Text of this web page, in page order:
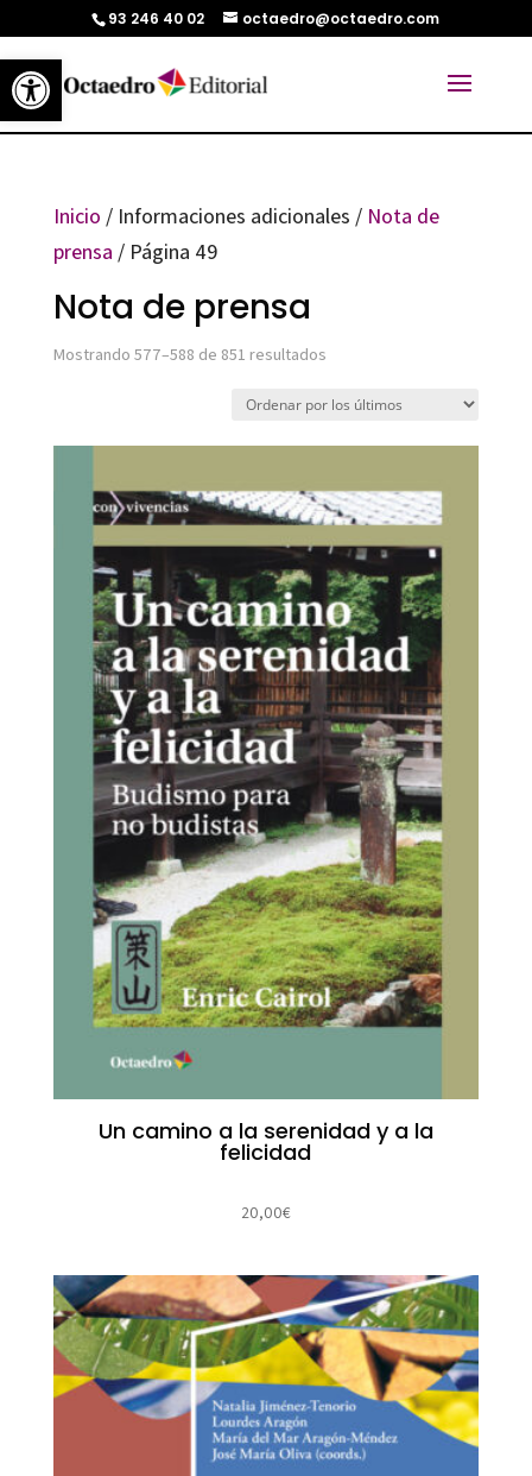
Abrir barra de herramientas
93 246 40 02 octaedro@octaedro.com
Inicio / Informaciones adicionales / Nota de
prensa / Página 49
Nota de prensa
Mostrando 577–588 de 851 resultadosOrdenado
Un camino a la serenidad y a la
felicidad
20,00€